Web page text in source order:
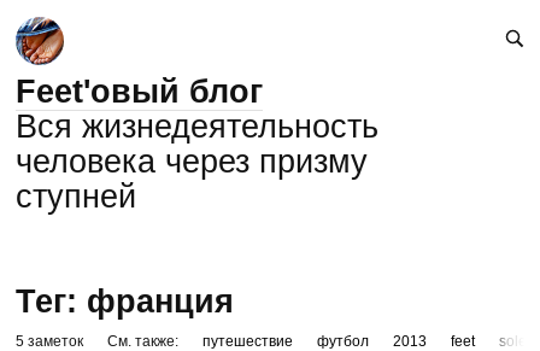
Feet'овый блог
Вся жизнедеятельность
человека через призму
ступней
Тег: франция
5 заметок См. также: путешествие футбол 2013 feet sole